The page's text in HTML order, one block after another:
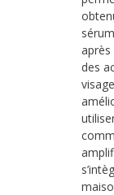
après
des